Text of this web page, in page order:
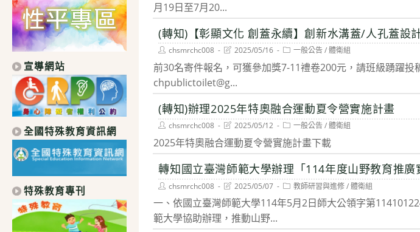
月19日至7月20...
(轉知)【彰顯文化 創蓋永續】創新水溝蓋/人孔蓋設
Postchsmrchc008
Post
modified:
2025/05/16
Post一般公告 / 體衛組
前30名寄件報名，可獲參加獎7-11禮卷200元，請班級踴躍
chpublictoilet@g...
(轉知)辦理2025年特奧融合運動夏令營實施計畫
Postchsmrchc008
Post
modified:
2025/05/12
Post一般公告 / 體衛組
2025年特奧融合運動夏令營實施計畫下載
轉知國立臺灣師範大學辦理「114年度山野教育推
Postchsmrchc008
Post
modified:
2025/05/07
Post教師研習與進修 / 體衛組
一、依國立臺灣師範大學114年5月2日師大公領字第
範大學協助辦理，推動山野...
宣導網站
全國特殊教育資訊網
特殊教育專刊